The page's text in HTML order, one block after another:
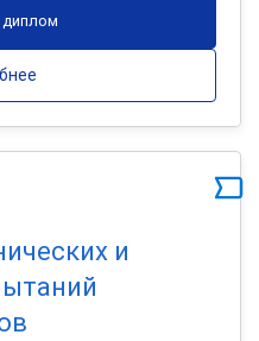
диплом
и